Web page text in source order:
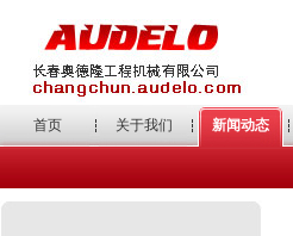
首页 关于我们 新闻动态